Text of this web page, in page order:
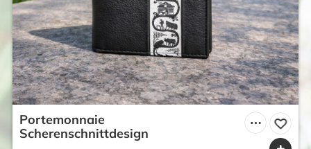
Portemonnaie
Scherenschnittdesign